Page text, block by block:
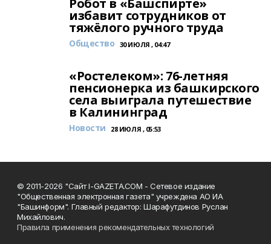
Робот в «Башспирте»
избавит сотрудников от
тяжёлого ручного труда
Общество 30 ИЮЛЯ , 04:47
«Ростелеком»: 76-летняя
пенсионерка из башкирского
села выиграла путешествие
в Калининград
Новости 28 ИЮЛЯ , 05:53
© 2011-2026 "Сайт I-GAZETA.COM - Сетевое издание
"Общественная электронная газета" учреждена АО ИА
"Башинформ". Главный редактор: Шарафутдинов Руслан
Михайлович.
Правила применения рекомендательных технологий